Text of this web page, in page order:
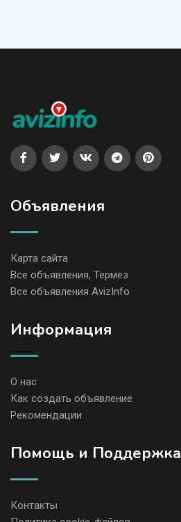
Объявления
Карта сайта
Все объявления, Термез
Все объявления AvizInfo
Информация
О нас
Как создать объявление
Рекомендации
Помощь и Поддержка
Контакты